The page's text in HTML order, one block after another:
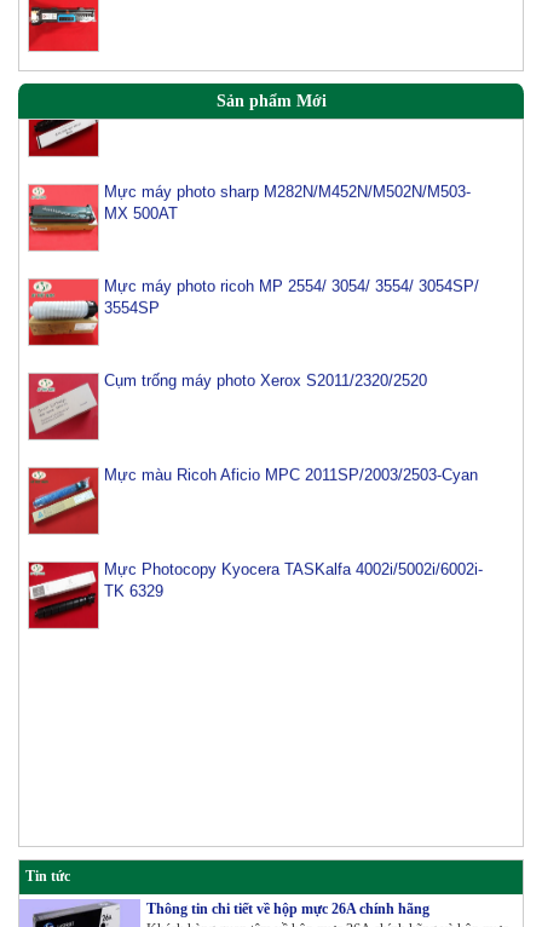
Sản phẩm Mới
Mực máy photo Canon IR2520/2525/2530 (NPG 51)
MX 500AT
3554SP
TK 6329
Tin tức
Thông tin chi tiết về hộp mực 26A chính hãng